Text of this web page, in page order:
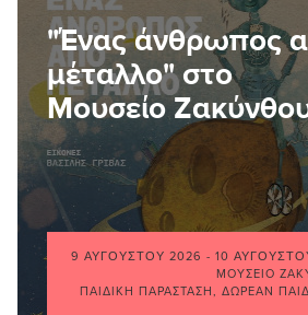
"Ένας άνθρωπος
μέταλλο" στο
Μουσείο
9 ΑΥΓΟΎΣΤΟΥ 2026 - 10
ΜΟΥΣΕΊΟ
ΠΑΙΔΙΚΉ ΠΑΡΆΣΤΑΣΗ
ΔΩΡΕΆΝ